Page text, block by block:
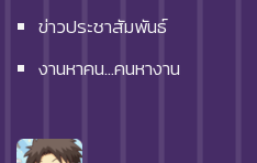
ข่าวประชาสัมพันธ์
งานหาคน…คนหางาน